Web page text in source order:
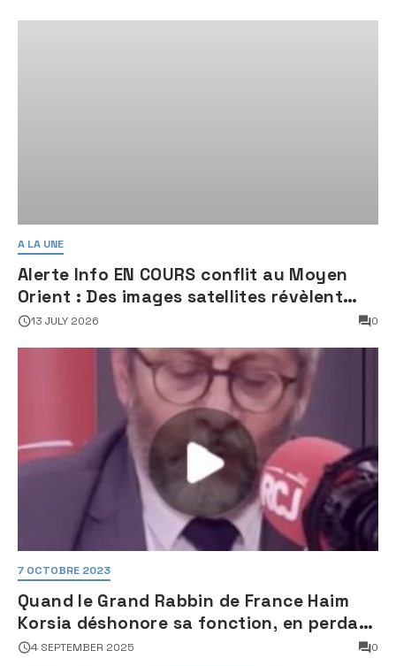
A LA UNE
Alerte Info EN COURS conflit au Moyen
Orient : Des images satellites révèlent
une activité jugée « inquiétante » sur
13 JULY 2026 0
7 OCTOBRE 2023
Quand le Grand Rabbin de France Haim
Korsia déshonore sa fonction, en perdant
son sang froid
4 SEPTEMBER 2025 0